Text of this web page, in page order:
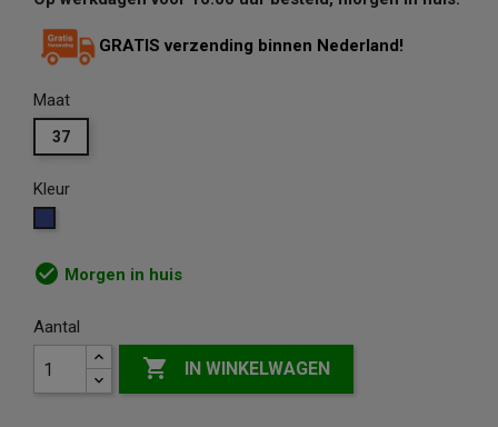
GRATIS verzending binnen Nederland!
Maat
37
Kleur
check_circle Morgen in huis
Aantal
 IN WINKELWAGEN